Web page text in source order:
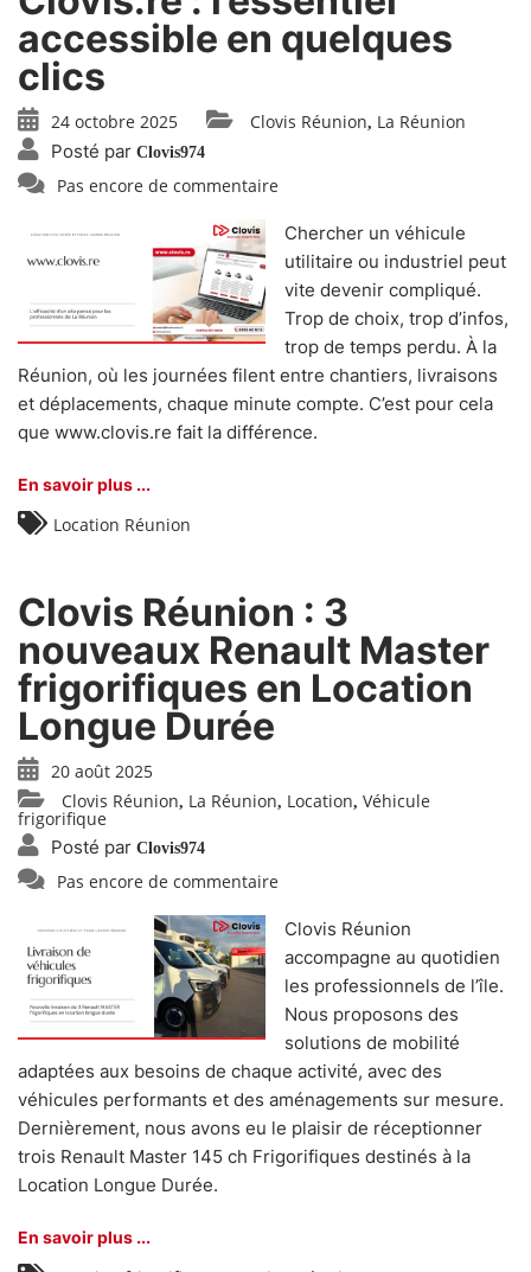
accessible en quelques
clics
24 octobre 2025 Clovis Réunion, La Réunion
Posté par Clovis974
Pas encore de commentaire
Chercher un véhicule
utilitaire ou industriel peut
vite devenir compliqué.
Trop de choix, trop d’infos,
trop de temps perdu. À la
Réunion, où les journées filent entre chantiers, livraisons
et déplacements, chaque minute compte. C’est pour cela
que www.clovis.re fait la différence.
En savoir plus ...
Location Réunion
Clovis Réunion : 3
nouveaux Renault Master
frigorifiques en Location
Longue Durée
20 août 2025
Clovis Réunion, La Réunion, Location, Véhicule
frigorifique
Posté par Clovis974
Pas encore de commentaire
Clovis Réunion
accompagne au quotidien
les professionnels de l’île.
Nous proposons des
solutions de mobilité
adaptées aux besoins de chaque activité, avec des
véhicules performants et des aménagements sur mesure.
Dernièrement, nous avons eu le plaisir de réceptionner
trois Renault Master 145 ch Frigorifiques destinés à la
Location Longue Durée.
En savoir plus ...